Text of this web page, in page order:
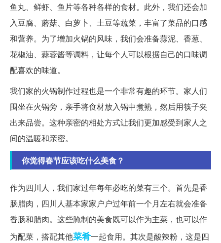
鱼丸、鲜虾、鱼片等各种各样的食材。此外，我们还会加
入豆腐、蘑菇、白萝卜、土豆等蔬菜，丰富了菜品的口感
和营养。为了增加火锅的风味，我们会准备蒜泥、香葱、
花椒油、蒜蓉酱等调料，让每个人可以根据自己的口味调
配喜欢的味道。
我们家的火锅制作过程也是一个非常有趣的环节。家人们
围坐在火锅旁，亲手将食材放入锅中煮熟，然后用筷子夹
出来品尝。这种亲密的相处方式让我们更加感受到家人之
间的温暖和亲密。
你觉得春节应该吃什么美食？
作为四川人，我们家过年每年必吃的菜有三个。首先是香
肠腊肉，四川人基本家家户户过年前一个月左右就会准备
香肠和腊肉。这些腌制的美食既可以作为主菜，也可以作
为配菜，搭配其他菜肴一起食用。其次是酸辣粉，这是四